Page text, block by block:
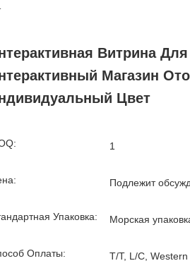
Витрина
Магазин
Цвет
1
Подлежит
Упаковка: Морская
Оплаты: T/T, L/C,